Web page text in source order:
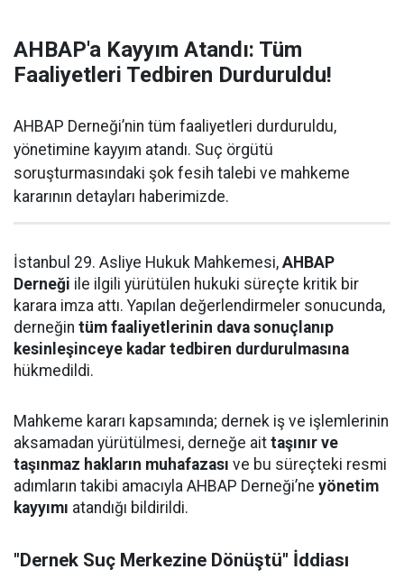
AHBAP'a Kayyım Atandı: Tüm
Faaliyetleri Tedbiren Durduruldu!
AHBAP Derneği’nin tüm faaliyetleri durduruldu,
yönetimine kayyım atandı. Suç örgütü
soruşturmasındaki şok fesih talebi ve mahkeme
kararının detayları haberimizde.
İstanbul 29. Asliye Hukuk Mahkemesi, AHBAP
Derneği ile ilgili yürütülen hukuki süreçte kritik bir
karara imza attı. Yapılan değerlendirmeler sonucunda,
derneğin tüm faaliyetlerinin dava sonuçlanıp
kesinleşinceye kadar tedbiren durdurulmasına
hükmedildi.
Mahkeme kararı kapsamında; dernek iş ve işlemlerinin
aksamadan yürütülmesi, derneğe ait taşınır ve
taşınmaz hakların muhafazası ve bu süreçteki resmi
adımların takibi amacıyla AHBAP Derneği’ne yönetim
kayyımı atandığı bildirildi.
"Dernek Suç Merkezine Dönüştü" İddiası